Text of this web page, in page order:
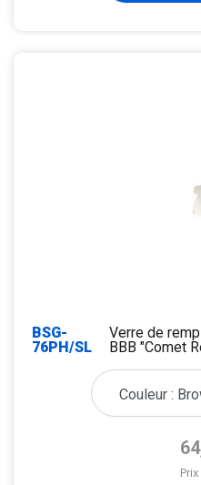
BSG-
76PH/SL
Verre de
BBB "Comet